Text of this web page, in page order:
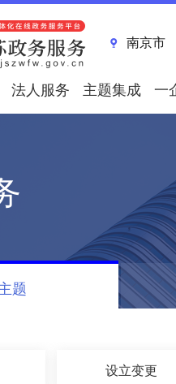
南京市
法人服务 主题集成 一
题
设立变更